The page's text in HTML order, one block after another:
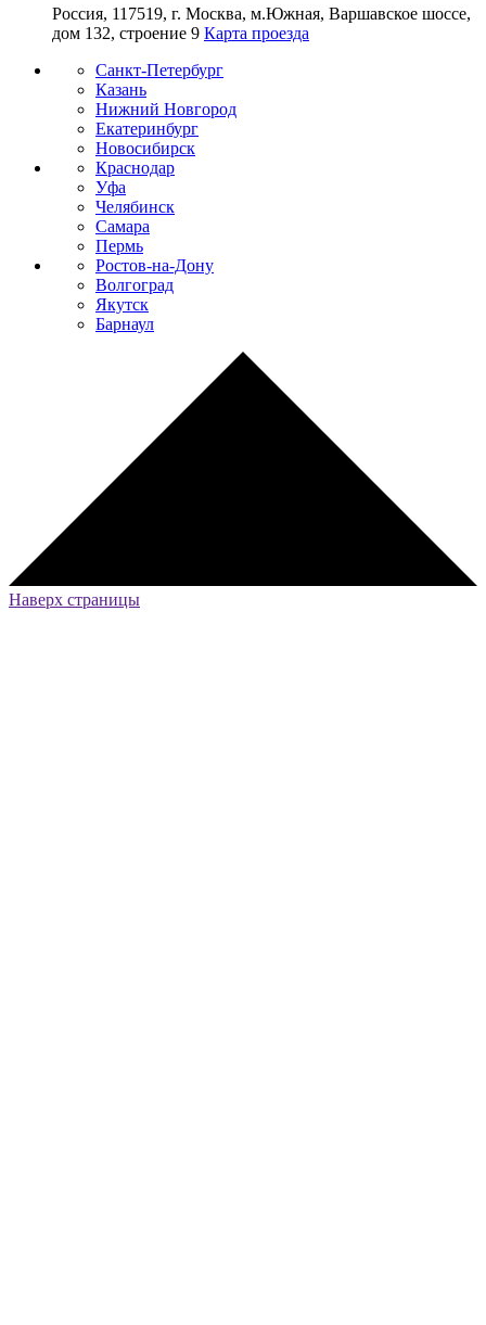
Россия, 117519, г. Москва, м.Южная, Варшавское шоссе,
дом 132, строение 9 Карта проезда
Санкт-Петербург
Казань
Нижний Новгород
Екатеринбург
Новосибирск
Краснодар
Уфа
Челябинск
Самара
Пермь
Ростов-на-Дону
Волгоград
Якутск
Барнаул
Наверх страницы